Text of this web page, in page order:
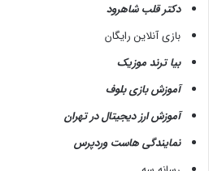
دکتر قلب شاهرود
بازی آنلاین رایگان
بیا ترند موزیک
آموزش بازی بلوف
آموزش ارز دیجیتال در تهران
نمایندگی هاست وردپرس